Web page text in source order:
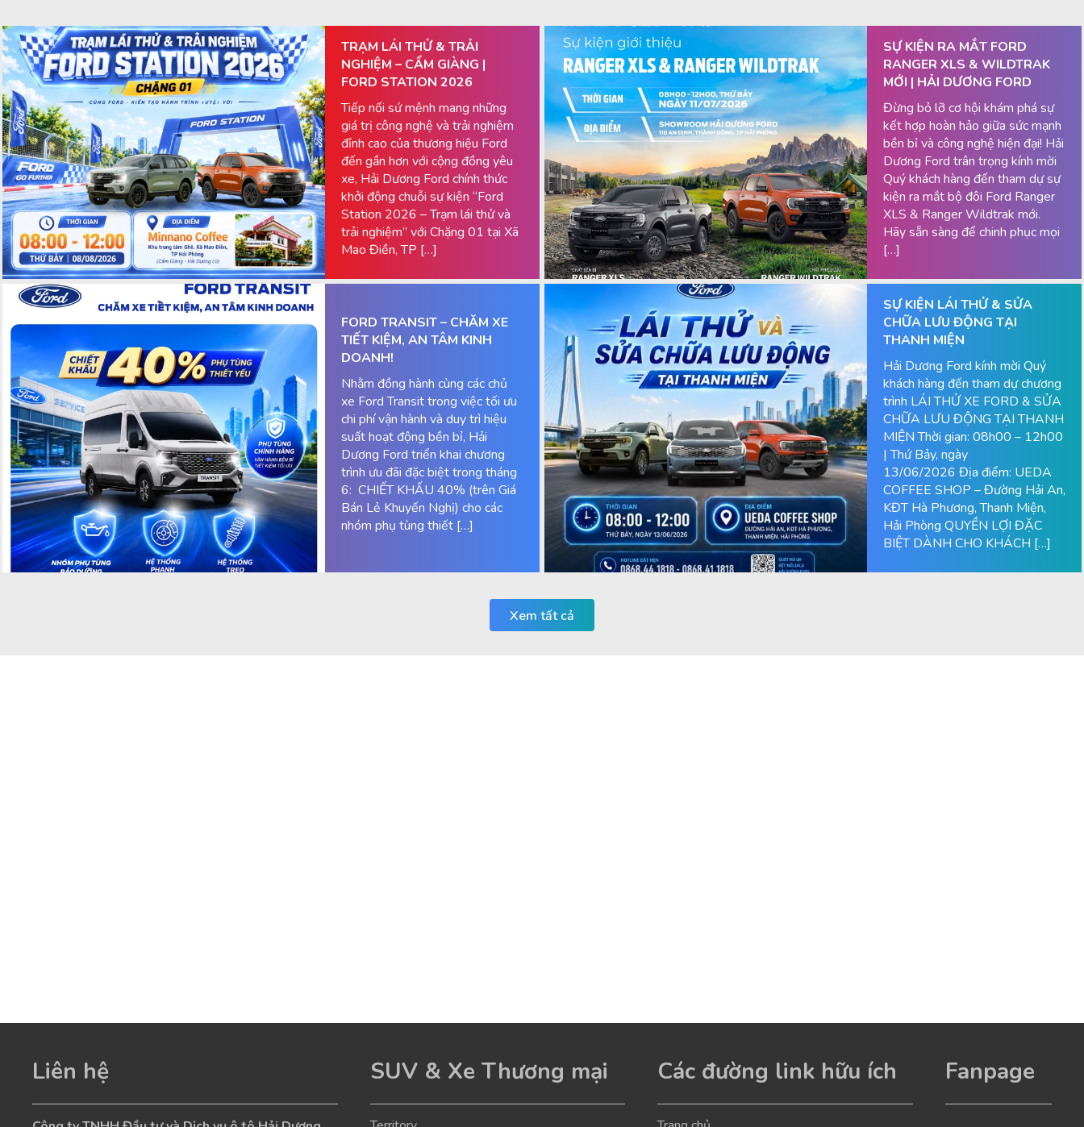
TRẠM LÁI THỬ & TRẢI
NGHIỆM – CẨM GIÀNG |
FORD STATION 2026
Tiếp nối sứ mệnh mang những
giá trị công nghệ và trải nghiệm
đỉnh cao của thương hiệu Ford
đến gần hơn với cộng đồng yêu
xe, Hải Dương Ford chính thức
khởi động chuỗi sự kiện “Ford
Station 2026 – Trạm lái thử và
trải nghiệm” với Chặng 01 tại Xã
Mao Điền, TP […]
SỰ KIỆN RA MẮT FORD
RANGER XLS & WILDTRAK
MỚI | HẢI DƯƠNG FORD
Đừng bỏ lỡ cơ hội khám phá sự
kết hợp hoàn hảo giữa sức mạnh
bền bỉ và công nghệ hiện đại! Hải
Dương Ford trân trọng kính mời
Quý khách hàng đến tham dự sự
kiện ra mắt bộ đôi Ford Ranger
XLS & Ranger Wildtrak mới.
Hãy sẵn sàng để chinh phục mọi
[…]
FORD TRANSIT – CHĂM XE
TIẾT KIỆM, AN TÂM KINH
DOANH!
Nhằm đồng hành cùng các chủ
xe Ford Transit trong việc tối ưu
chi phí vận hành và duy trì hiệu
suất hoạt động bền bỉ, Hải
Dương Ford triển khai chương
trình ưu đãi đặc biệt trong tháng
6: CHIẾT KHẤU 40% (trên Giá
Bán Lẻ Khuyến Nghị) cho các
nhóm phụ tùng thiết […]
SỰ KIỆN LÁI THỬ & SỬA
CHỮA LƯU ĐỘNG TẠI
THANH MIỆN
Hải Dương Ford kính mời Quý
khách hàng đến tham dự chương
trình LÁI THỬ XE FORD & SỬA
CHỮA LƯU ĐỘNG TẠI THANH
MIỆN Thời gian: 08h00 – 12h00
| Thứ Bảy, ngày
13/06/2026 Địa điểm: UEDA
COFFEE SHOP – Đường Hải An,
KĐT Hà Phương, Thanh Miện,
Hải Phòng QUYỀN LỢI ĐẶC
BIỆT DÀNH CHO KHÁCH […]
Xem tất cả
Liên hệ SUV & Xe Thương mại Các đường link hữu ích Fanpage